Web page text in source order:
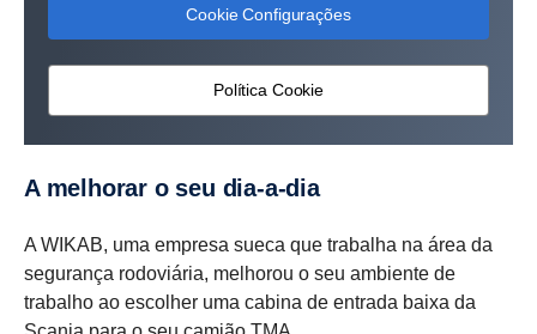
Cookie Configurações
Política Cookie
A melhorar o seu dia-​a-dia
A WIKAB, uma empresa sueca que trabalha na área da
segurança rodoviária, melhorou o seu ambiente de
trabalho ao escolher uma cabina de entrada baixa da